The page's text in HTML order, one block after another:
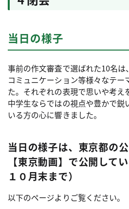
当日の様子
事前の作文審査で選ばれた10名
コミュニケーション等様々なテー
た。それぞれの表現で思いや考え
中学生ならではの視点や豊かで鋭
いる方の心に響きました。
当日の様子は、東京都の
【東京動画】で公開して
１０月末まで）
以下のページよりご覧ください。